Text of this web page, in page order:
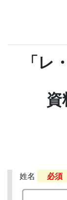
「レ
資
姓名 必須